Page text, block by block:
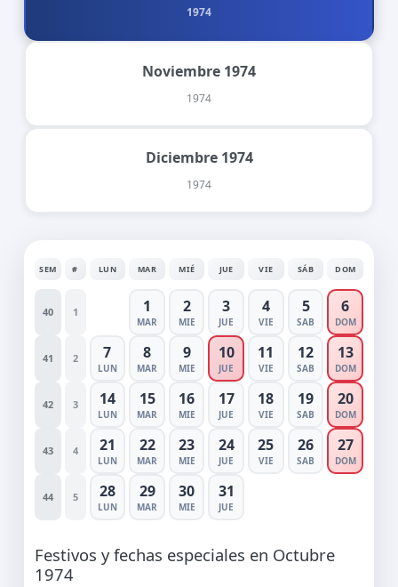
1974
Noviembre 1974
1974
Diciembre 1974
1974
SEM # LUN MAR MIÉ JUE VIE SÁB DOM
40 1 1
MAR
2
MIE
3
JUE
4
VIE
5
SAB
6
DOM
41 2 7
LUN
8
MAR
9
MIE
10
JUE
11
VIE
12
SAB
13
DOM
42 3 14
LUN
15
MAR
16
MIE
17
JUE
18
VIE
19
SAB
20
DOM
43 4 21
LUN
22
MAR
23
MIE
24
JUE
25
VIE
26
SAB
27
DOM
44 5 28
LUN
29
MAR
30
MIE
31
JUE
Festivos y fechas especiales en Octubre
1974